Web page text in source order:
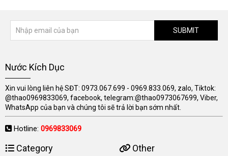
SUBMIT
Nước Kích Dục
Xin vui lòng liên hệ SĐT: 0973.067.699 - 0969.833.069, zalo, Tiktok:
@thao0969833069, facebook, telegram:@thao0973067699, Viber,
WhatsApp của bạn và chúng tôi sẽ trả lời bạn sớm nhất.
Hotline: 0969833069
Category Other